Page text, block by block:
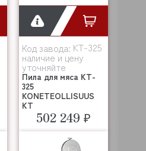
Код завода: KT-325
наличие и цену
уточняйте
Пила для мяса KT-
325
KONETEOLLISUUS
KT
502 249 ₽